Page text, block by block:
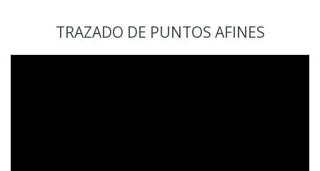
TRAZADO DE PUNTOS AFINES